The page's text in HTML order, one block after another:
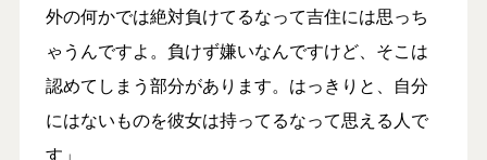
外の何かでは絶対負けてるなって吉住には思っち
ゃうんですよ。負けず嫌いなんですけど、そこは
認めてしまう部分があります。はっきりと、自分
にはないものを彼女は持ってるなって思える人で
す」